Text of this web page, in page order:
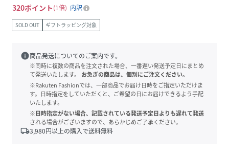
320ポイント 1倍 内訳
SOLD OUT ギフトラッピング対象
info商品発送についてのご案内です。
※同時に複数の商品を注文された場合、一番遅い発送予定日にまとめ
て発送いたします。
お急ぎの商品は、個別にご注文ください。
※Rakuten Fashionでは、一部商品でお届け日時をご指定いただけま
す。日時指定をしていただくと、ご希望の日にお届けできるよう手配
いたします。
※日時指定がない場合、記載されている発送予定日よりも遅れて発送
される場合がございますので、あらかじめご了承ください。
local_shipping3,980円以上の購入で送料無料